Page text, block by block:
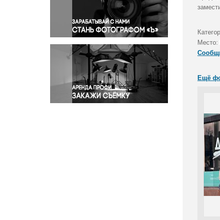
Правосудие
Происшествия и конфликты
Религия
Светская жизнь
Спорт
Экология
Экономика и бизнес
Место:
Ещё